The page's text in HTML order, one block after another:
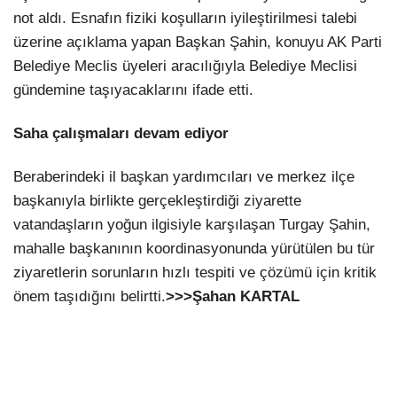
not aldı. Esnafın fiziki koşulların iyileştirilmesi talebi
üzerine açıklama yapan Başkan Şahin, konuyu AK Parti
Belediye Meclis üyeleri aracılığıyla Belediye Meclisi
gündemine taşıyacaklarını ifade etti.
Saha çalışmaları devam ediyor
Beraberindeki il başkan yardımcıları ve merkez ilçe
başkanıyla birlikte gerçekleştirdiği ziyarette
vatandaşların yoğun ilgisiyle karşılaşan Turgay Şahin,
mahalle başkanının koordinasyonunda yürütülen bu tür
ziyaretlerin sorunların hızlı tespiti ve çözümü için kritik
önem taşıdığını belirtti.>>>Şahan KARTAL